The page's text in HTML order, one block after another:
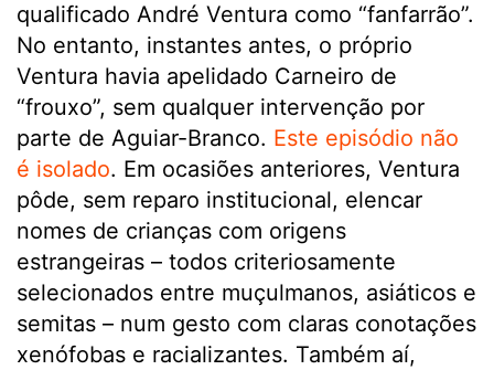
qualificado André Ventura como “fanfarrão”.
No entanto, instantes antes, o próprio
Ventura havia apelidado Carneiro de
“frouxo”, sem qualquer intervenção por
parte de Aguiar-Branco. Este episódio não
é isolado. Em ocasiões anteriores, Ventura
pôde, sem reparo institucional, elencar
nomes de crianças com origens
estrangeiras – todos criteriosamente
selecionados entre muçulmanos, asiáticos e
semitas – num gesto com claras conotações
xenófobas e racializantes. Também aí,